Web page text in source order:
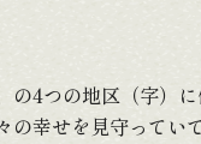
の4つの地区（字）
の幸せを見守ってい